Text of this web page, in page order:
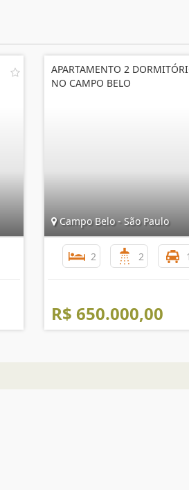
APARTAMENTO 2
NO CAMPO BELO
Campo Belo - São Paulo
2 2 1
R$ 650.000,00